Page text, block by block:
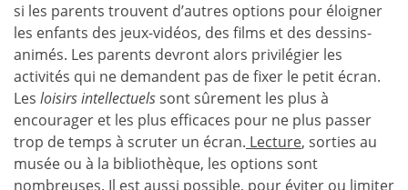
si les parents trouvent d’autres options pour éloigner
les enfants des jeux-vidéos, des films et des dessins-
animés. Les parents devront alors privilégier les
activités qui ne demandent pas de fixer le petit écran.
Les loisirs intellectuelssont sûrement les plus à
encourager et les plus efficaces pour ne plus passer
trop de temps à scruter un écran. Lecture, sorties au
musée ou à la bibliothèque, les options sont
nombreuses. Il est aussi possible, pour éviter ou limiter